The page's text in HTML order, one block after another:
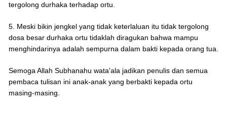
tergolong durhaka terhadap ortu.
5. Meski bikin jengkel yang tidak keterlaluan itu tidak tergolong
dosa besar durhaka ortu tidaklah diragukan bahwa mampu
menghindarinya adalah sempurna dalam bakti kepada orang tua.
Semoga Allah Subhanahu wata'ala jadikan penulis dan semua
pembaca tulisan ini anak-anak yang berbakti kepada ortu
masing-masing.